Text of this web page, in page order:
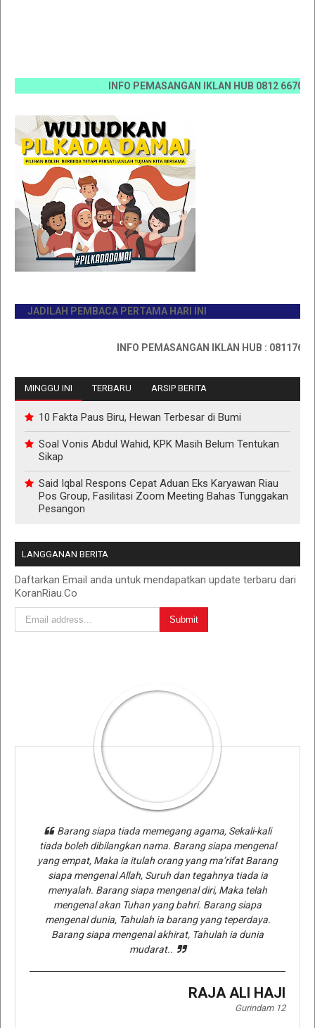
INFO PEMASANGAN IKLAN HUB 0812 6670
JADILAH PEMBACA PERTAMA HARI INI
INFO PEMASANGAN IKLAN HUB : 0811767335
MINGGU INI TERBARU ARSIP BERITA
10 Fakta Paus Biru, Hewan Terbesar di Bumi
Soal Vonis Abdul Wahid, KPK Masih Belum Tentukan
Sikap
Said Iqbal Respons Cepat Aduan Eks Karyawan Riau
Pos Group, Fasilitasi Zoom Meeting Bahas Tunggakan
Pesangon
LANGGANAN BERITA
Daftarkan Email anda untuk mendapatkan update terbaru dari
KoranRiau.Co
Barang siapa tiada memegang agama, Sekali-kali
tiada boleh dibilangkan nama. Barang siapa mengenal
yang empat, Maka ia itulah orang yang ma’rifat Barang
siapa mengenal Allah, Suruh dan tegahnya tiada ia
menyalah. Barang siapa mengenal diri, Maka telah
mengenal akan Tuhan yang bahri. Barang siapa
mengenal dunia, Tahulah ia barang yang teperdaya.
Barang siapa mengenal akhirat, Tahulah ia dunia
mudarat..
RAJA ALI HAJI
Gurindam 12